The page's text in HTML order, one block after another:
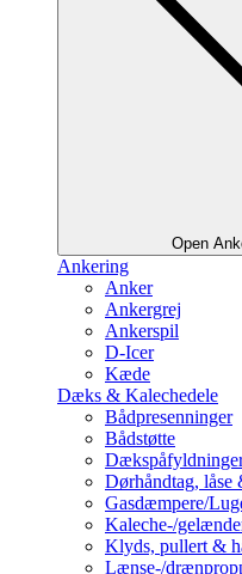
Open
Ankering
Anker
Ankergrej
Ankerspil
D-Icer
Kæde
Dæks & Kalechedele
Bådpresenninger
Bådstøtte
Dørhåndtag, låse
Gasdæmpere/
Kaleche-/
Klyds, pullert &
Lænse-/